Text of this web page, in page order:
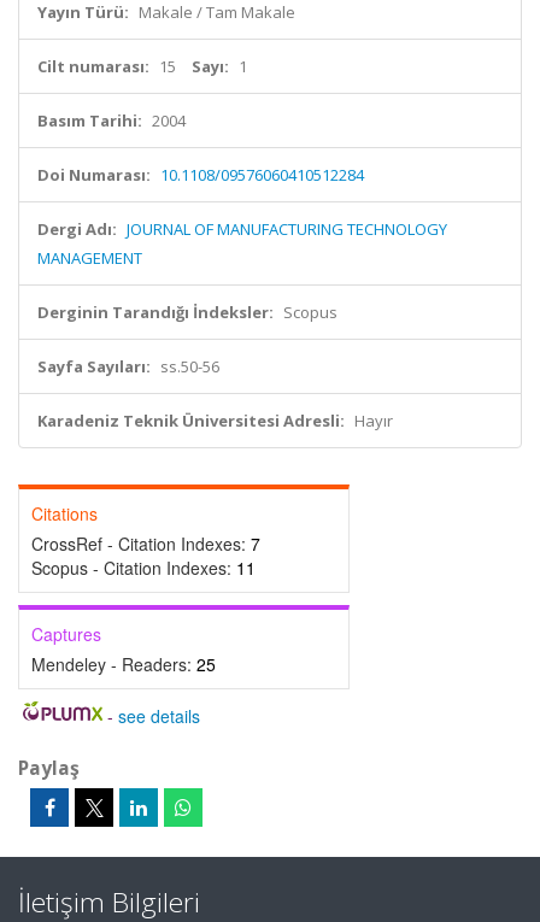
Yayın Türü: Makale / Tam Makale
Cilt numarası: 15 Sayı: 1
Basım Tarihi: 2004
Doi Numarası: 10.1108/09576060410512284
Dergi Adı: JOURNAL OF MANUFACTURING TECHNOLOGY
MANAGEMENT
Derginin Tarandığı İndeksler: Scopus
Sayfa Sayıları: ss.50-56
Karadeniz Teknik Üniversitesi Adresli: Hayır
Citations
CrossRef - Citation Indexes: 7
Scopus - Citation Indexes: 11
Captures
Mendeley - Readers: 25
- see details
Paylaş
İletişim Bilgileri